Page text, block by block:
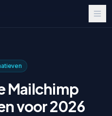
Mailchimp
voor 2026